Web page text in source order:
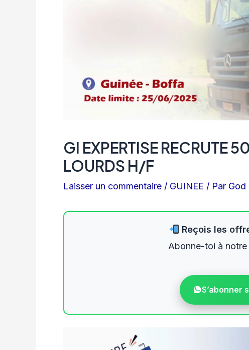
GI EXPERTISE RECRUTE
LOURDS H/F
Laisser un commentaire / GUINEE / Par God
Reçois les
Abonne-toi à
S’abonner